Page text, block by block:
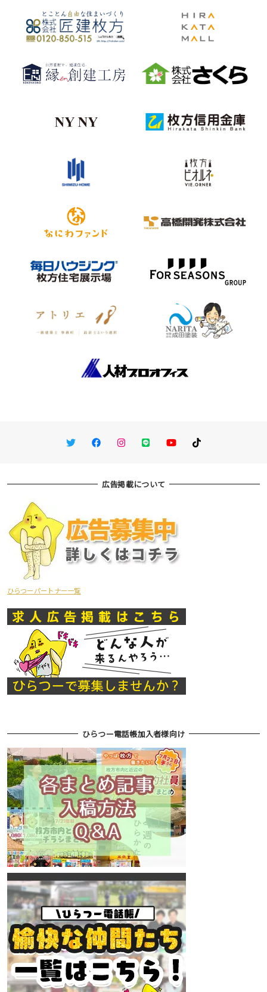
TwitterFacebookInstagram
LINE You TubeTikTok
広告掲載について
ひらつーパートナー一覧
ひらつー電話帳加入者様向け